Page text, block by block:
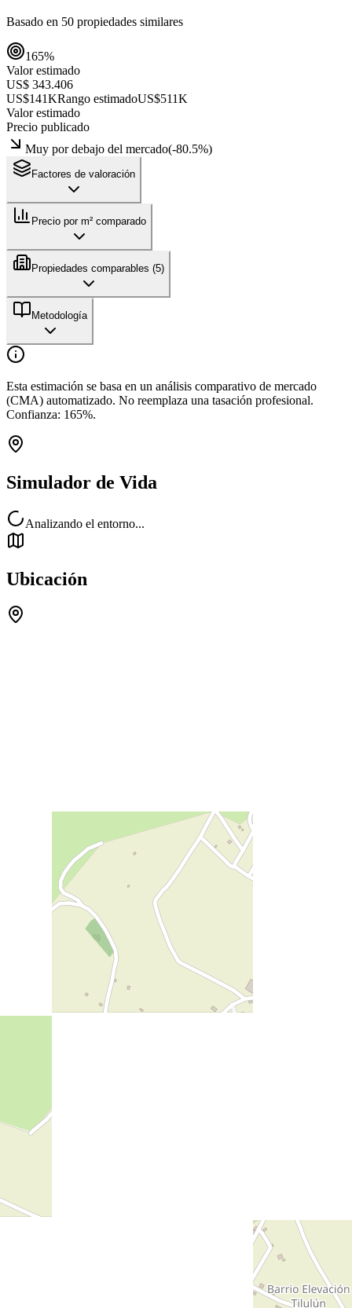
Basado en 50 propiedades similares
165%
Valor estimado
US$ 343.406
US$141KRango estimadoUS$511K
Valor estimado
Precio publicado
Muy por debajo del mercado(-80.5%)
Factores de valoración
Precio por m² comparado
Propiedades comparables (5)
Metodología
Esta estimación se basa en un análisis comparativo de mercado
(CMA) automatizado. No reemplaza una tasación profesional.
Confianza: 165%.
Simulador de Vida
Analizando el entorno...
Ubicación